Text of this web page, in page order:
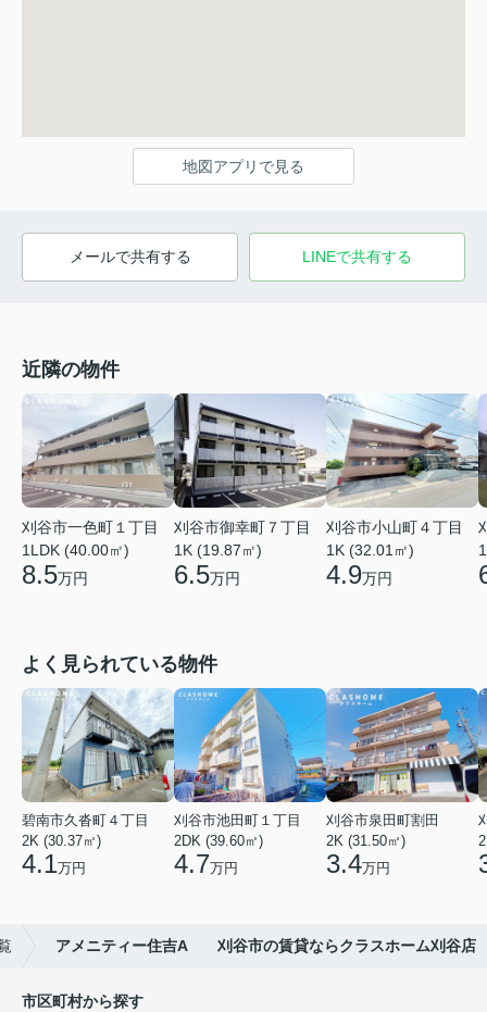
地図アプリで見る
メールで共有する LINEで共有する
近隣の物件
刈谷市一色町１丁目
1LDK (40.00㎡)
8.5万円
刈谷市御幸町７丁目
1K (19.87㎡)
6.5万円
刈谷市小山町４丁目
1K (32.01㎡)
4.9万円
よく見られている物件
碧南市久沓町４丁目
2K (30.37㎡)
4.1万円
刈谷市池田町１丁目
2DK (39.60㎡)
4.7万円
刈谷市泉田町割田
2K (31.50㎡)
3.4万円
アメニティー住吉A 刈谷市の賃貸ならクラスホーム刈谷店
市区町村から探す